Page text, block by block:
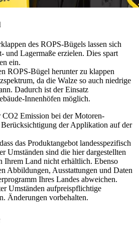
des ROPS-Bügels lassen sich
und Lagermaße erzielen. Dies spart
ein.
ROPS-Bügel herunter zu klappen
da die Walze so auch niedrige
Dadurch ist der Einsatz
Innenhöfen möglich.
CO2 Emission bei der Motoren-
der Applikation auf der
das Produktangebot landesspezifisch
Umständen sind die hier dargestellten
Ihrem Land nicht erhältlich. Ebenso
Abbildungen, Ausstattungen und Daten
Ihres Landes abweichen.
Umständen aufpreispflichtige
Änderungen vorbehalten.